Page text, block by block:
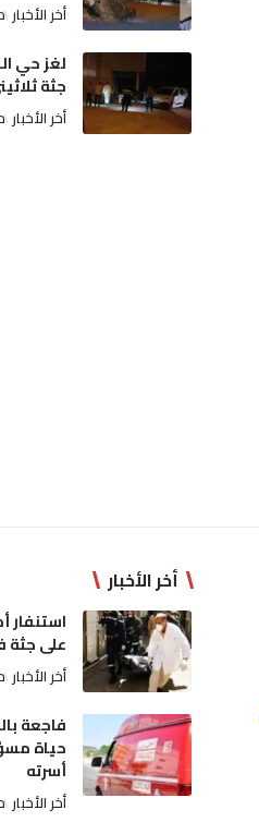
أخر الأخبار
جثة
أخر الأخبار
أخر الأخبار
استنفار
على جثة
أخر الأخبار
فاجعة
أسرته
أخر الأخبار